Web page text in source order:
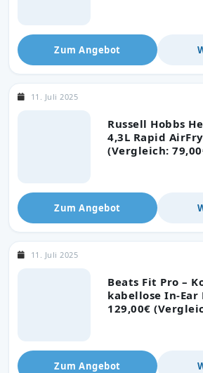
Zum Angebot
Russell Hobbs
4,3L Rapid
(Vergleich:
11. Juli 2025
Zum Angebot
Beats Fit Pro –
kabellose In-
129,00€
11. Juli 2025
Zum Angebot